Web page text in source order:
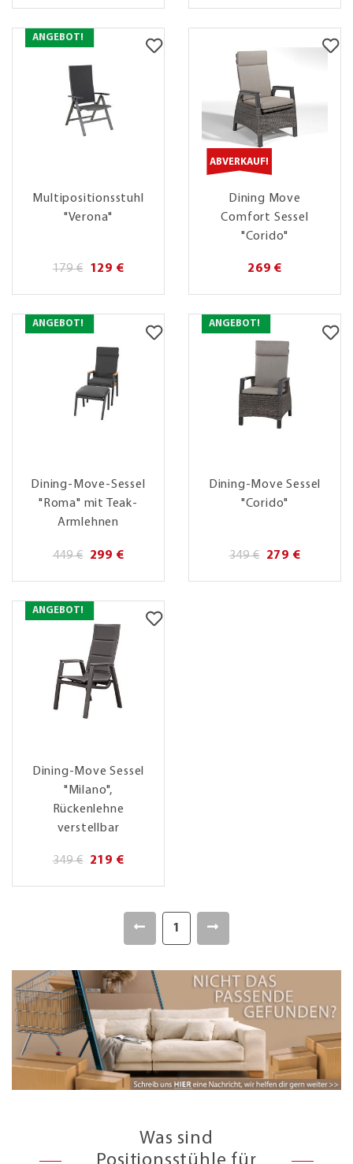
ANGEBOT!
Multipositionsstuhl
"Verona"
179 € 129 €
ABVERKAUF!
Dining Move
Comfort Sessel
"Corido"
269 €
ANGEBOT!
Dining-Move-Sessel
"Roma" mit Teak-
Armlehnen
449 € 299 €
ANGEBOT!
Dining-Move Sessel
"Corido"
349 € 279 €
ANGEBOT!
Dining-Move Sessel
"Milano",
Rückenlehne
verstellbar
349 € 219 €
1
Was sind